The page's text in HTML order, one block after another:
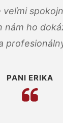
veľmi
ho
PANI ERIKA